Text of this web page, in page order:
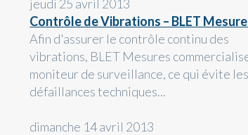
jeudi 25 avril 2013
Contrôle de Vibrations – BLET
Afin d'assurer le contrôle continu des
vibrations, BLET Mesures
moniteur de surveillance, ce qui évite les
défaillances techniques...
dimanche 14 avril 2013